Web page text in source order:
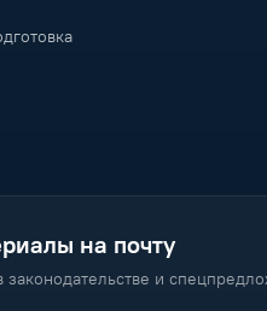
на почту
законодательстве и